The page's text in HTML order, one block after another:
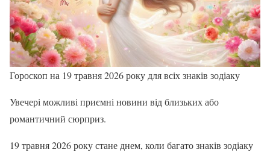
Гороскоп на 19 травня 2026 року для всіх знаків зодіаку
Увечері можливі приємні новини від близьких або
романтичний сюрприз.
19 травня 2026 року стане днем, коли багато знаків зодіаку